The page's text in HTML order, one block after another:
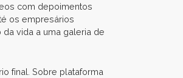
com depoimentos
os empresários
da vida a uma galeria de
final. Sobre plataforma